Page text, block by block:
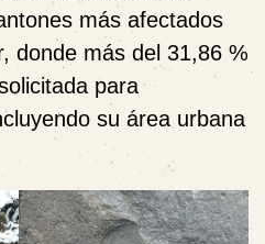
más afectados
donde más del 31,86 %
para
su área urbana